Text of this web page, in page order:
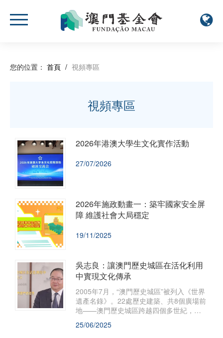
您的位置： 首頁 / 視頻專區
視頻專區
2026年港澳大學生文化實作活動
27/07/2026
2026年施政動畫一：築牢國家安全屏
障 維護社會大局穩定
19/11/2025
吳志良：讓澳門歷史城區在活化利用
中實現文化傳承
2005年7月，“澳門歷史城區”被列入《世界
遺產名錄》。22處歷史建築、共8個廣場前
地——澳門歷史城區跨越四個多世紀，散
化研究者，吳志良一直致力於保護申遺成
25/06/2025